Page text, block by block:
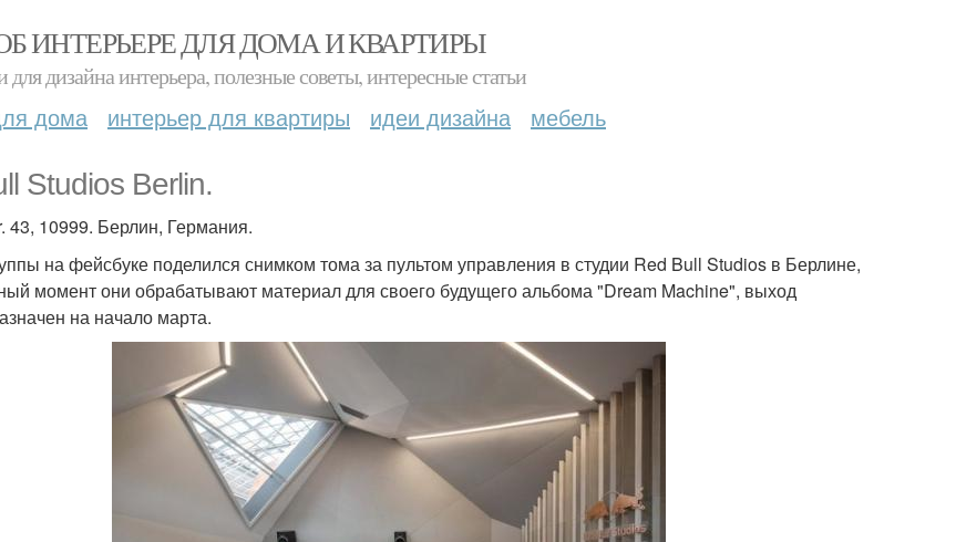
ИНТЕРЬЕРЕ ДЛЯ ДОМА И КВАРТИРЫ
дизайна интерьера, полезные советы, интересные статьи
дома интерьер для квартиры идеи дизайна мебель
Studios Berlin.
43, 10999. Берлин, Германия.
на фейсбуке поделился снимком тома за пультом управления в студии Red Bull Studios в Берлине,
момент они обрабатывают материал для своего будущего альбома "Dream Machine", выход
на начало марта.